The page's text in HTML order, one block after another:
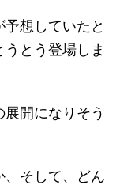
想していたと
とう登場しま
開になりそう
そして、どん